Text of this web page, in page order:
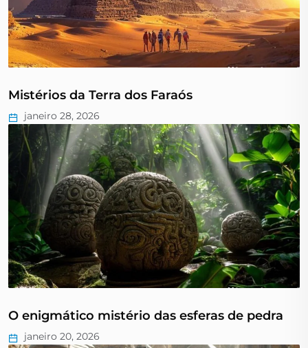
Mistérios da Terra dos Faraós
janeiro 28, 2026
O enigmático mistério das esferas de pedra
janeiro 20, 2026